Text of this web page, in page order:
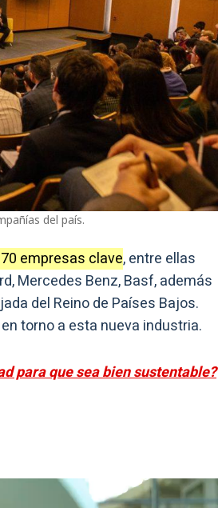
del país.
empresas clave, entre ellas
Mercedes Benz, Basf, además
del Reino de Países Bajos.
torno a esta nueva industria.
para que sea bien sustentable?